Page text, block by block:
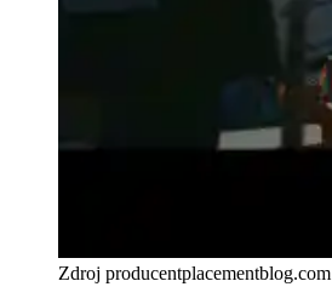
Zdroj producentplacementblog.com